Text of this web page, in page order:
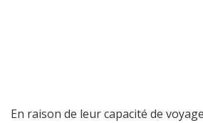
En raison de leur capacité de